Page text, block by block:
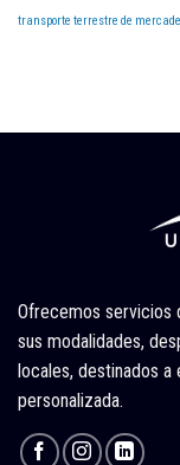
transporte terrestre de
Ofrecemos servicios
sus modalidades,
locales, destinados
personalizada.